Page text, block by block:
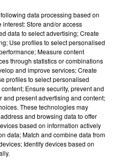
data processing based on
Store and/or access
data to select advertising; Create
Use profiles to select personalised
Measure content
through statistics or combinations
and improve services; Create
profiles to select personalised
Ensure security, prevent and
and present advertising and content;
These technologies may
and browsing data to offer
based on information actively
data; Match and combine data from
Identify devices based on